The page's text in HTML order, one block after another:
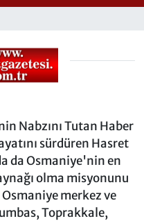
Nabzını Tutan Haber
sürdüren Hasret
da Osmaniye'nin en
olma misyonunu
Osmaniye merkez ve
Toprakkale,